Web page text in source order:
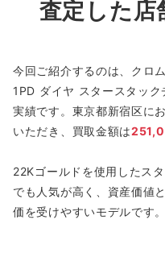
査定した店
今回ご紹介するのは、クロ
1PD ダイヤ スタースタッ
実績です。東京都新宿区に
いただき、買取金額は
22Kゴールドを使用したス
でも人気が高く、資産価値
価を受けやすいモデルです。